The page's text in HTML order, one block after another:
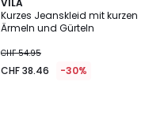
VILA
Kurzes Jeanskleid mit kurzen
Ärmeln und Gürteln
CHF 54.95
CHF 38.46 -30%